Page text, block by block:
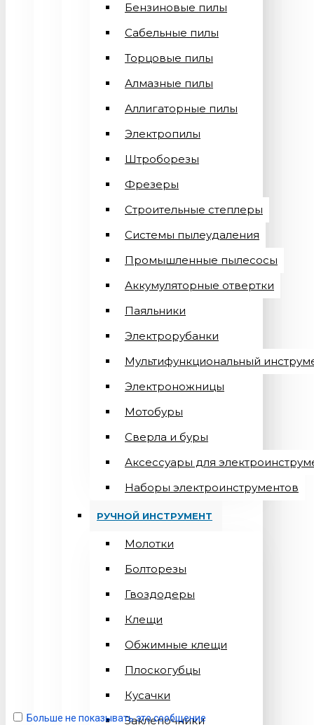
Бензиновые пилы
Сабельные пилы
Торцовые пилы
Алмазные пилы
Аллигаторные пилы
Электропилы
Штроборезы
Фрезеры
Строительные степлеры
Системы пылеудаления
Промышленные пылесосы
Аккумуляторные отвертки
Паяльники
Электрорубанки
Мультифункциональный
Электроножницы
Мотобуры
Сверла и буры
Аксессуары для
Наборы электроинструментов
РУЧНОЙ ИНСТРУМЕНТ
Молотки
Болторезы
Гвоздодеры
Клещи
Обжимные клещи
Плоскогубцы
Кусачки
Заклепочники
Больше не показывать это сообщение